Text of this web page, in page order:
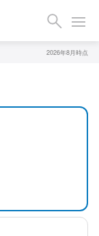
2026年8月時点